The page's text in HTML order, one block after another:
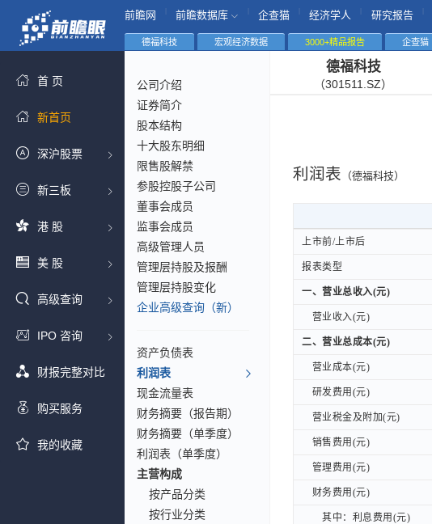
前瞻网 前瞻数据库 企查猫 经济学人 研究报告
首 页
新首页
深沪股票
新三板
港 股
美 股
高级查询
IPO 咨询
财报完整对比
购买服务
我的收藏
德福科技 宏观经济数据 3000+精品报告 企查猫
公司介绍
证券简介
股本结构
十大股东明细
限售股解禁
参股控股子公司
董事会成员
监事会成员
高级管理人员
管理层持股及报酬
管理层持股变化
企业高级查询（新）
资产负债表
利润表
现金流量表
财务摘要（报告期）
财务摘要（单季度）
利润表（单季度）
主营构成
按产品分类
按行业分类
德福科技
（301511.SZ）
利润表 （德福科技）
上市前/上市后
报表类型
一、营业总收入(元)
营业收入(元)
二、营业总成本(元)
营业成本(元)
研发费用(元)
营业税金及附加(元)
销售费用(元)
管理费用(元)
财务费用(元)
其中：利息费用(元)
上市前/上市后
报表类型
一、营业总收入(元)
营业收入(元)
二、营业总成本(元)
营业成本(元)
研发费用(元)
营业税金及附加(元)
销售费用(元)
管理费用(元)
财务费用(元)
其中：利息费用(元)